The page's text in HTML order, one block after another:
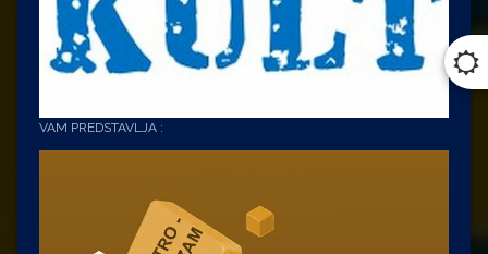
VAM PREDSTAVLJA :